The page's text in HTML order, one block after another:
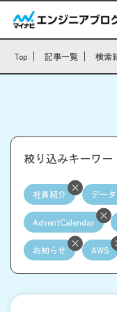
Top 記事一覧 検索
絞り込みキーワー
社員紹介 デー
AdventCalendar
お知らせ AWS